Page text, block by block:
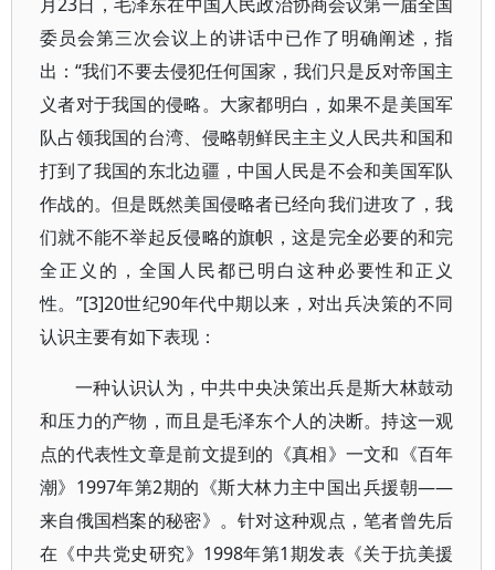
委员会第三次会议上的讲话中已作了明确阐述，指
出：“我们不要去侵犯任何国家，我们只是反对帝国主
义者对于我国的侵略。大家都明白，如果不是美国军
队占领我国的台湾、侵略朝鲜民主主义人民共和国和
打到了我国的东北边疆，中国人民是不会和美国军队
作战的。但是既然美国侵略者已经向我们进攻了，我
们就不能不举起反侵略的旗帜，这是完全必要的和完
全正义的，全国人民都已明白这种必要性和正义
性。”[3]20世纪90年代中期以来，对出兵决策的不同
认识主要有如下表现：
一种认识认为，中共中央决策出兵是斯大林鼓动
和压力的产物，而且是毛泽东个人的决断。持这一观
点的代表性文章是前文提到的《真相》一文和《百年
潮》1997年第2期的《斯大林力主中国出兵援朝——
来自俄国档案的秘密》。针对这种观点，笔者曾先后
在《中共党史研究》1998年第1期发表《关于抗美援